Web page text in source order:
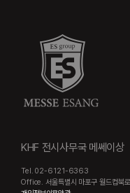
KHF 전시사무국 메쎄이상
Tel. 02-6121-6363
Office. 서울특별시 마포구 월드컵